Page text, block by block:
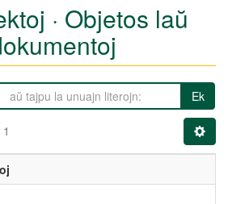
· Objetos laŭ
Ek